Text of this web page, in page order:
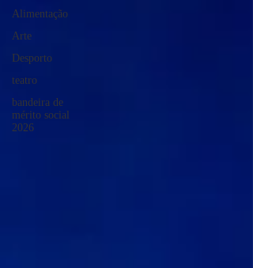
Alimentação
Arte
Desporto
teatro
bandeira de
mérito social
2026